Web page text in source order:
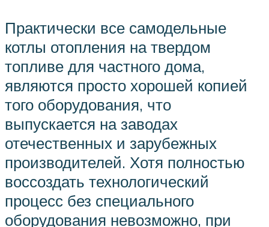
Практически все самодельные
котлы отопления на твердом
топливе для частного дома,
являются просто хорошей копией
того оборудования, что
выпускается на заводах
отечественных и зарубежных
производителей. Хотя полностью
воссоздать технологический
процесс без специального
оборудования невозможно, при